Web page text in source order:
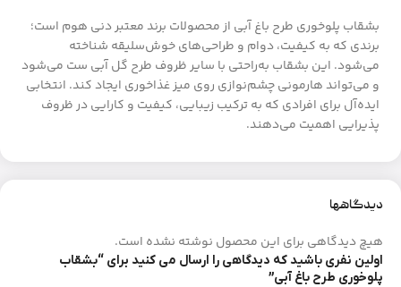
بشقاب پلوخوری طرح باغ آبی از محصولات برند معتبر دنی هوم است؛
برندی که به کیفیت، دوام و طراحی‌های خوش‌سلیقه شناخته
می‌شود. این بشقاب به‌راحتی با سایر ظروف طرح گل آبی ست می‌شود
و می‌تواند هارمونی چشم‌نوازی روی میز غذاخوری ایجاد کند. انتخابی
ایده‌آل برای افرادی که به ترکیب زیبایی، کیفیت و کارایی در ظروف
پذیرایی اهمیت می‌دهند.
دیدگاهها
هیچ دیدگاهی برای این محصول نوشته نشده است.
اولین نفری باشید که دیدگاهی را ارسال می کنید برای “بشقاب
پلوخوری طرح باغ آبی”